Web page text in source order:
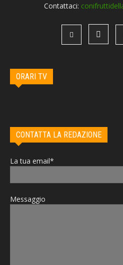
Contattaci:
ORARI TV
CONTATTA LA REDAZIONE
La tua email*
Messaggio